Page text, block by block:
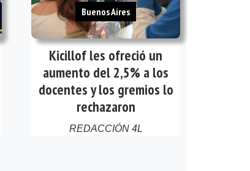
Kicillof les ofreció un
aumento del 2,5% a los
docentes y los gremios lo
rechazaron
REDACCIÓN 4L
Buenos Aires